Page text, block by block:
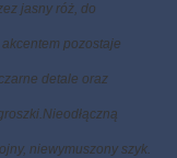
jasny róż, do
pozostaje
detale oraz
Nieodłączną
niewymuszony szyk.